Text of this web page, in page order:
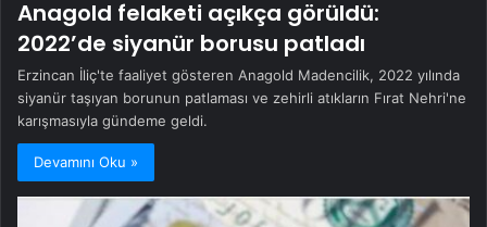
Anagold felaketi açıkça görüldü:
2022’de siyanür borusu patladı
Erzincan İliç'te faaliyet gösteren Anagold Madencilik, 2022 yılında
siyanür taşıyan borunun patlaması ve zehirli atıkların Fırat Nehri'ne
karışmasıyla gündeme geldi.
Devamını Oku »